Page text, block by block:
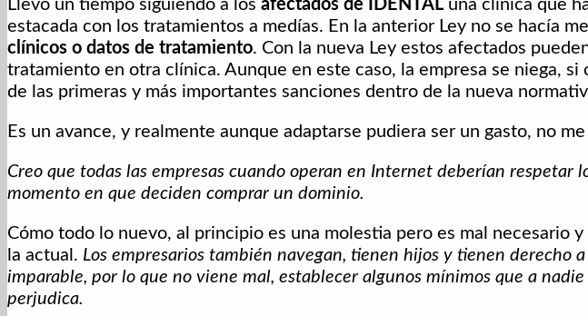
Llevo un tiempo siguiendo a los afectados de IDENTAL una clínica que
estacada con los tratamientos a medías. En la anterior Ley no se hacía
clínicos o datos de tratamiento. Con la nueva Ley estos afectados
tratamiento en otra clínica. Aunque en este caso, la empresa se niega,
de las primeras y más importantes sanciones dentro de la nueva
Es un avance, y realmente aunque adaptarse pudiera ser un gasto, no
Creo que todas las empresas cuando operan en Internet deberían respetar
momento en que deciden comprar un dominio.
Cómo todo lo nuevo, al principio es una molestia pero es mal necesario
la actual. Los empresarios también navegan, tienen hijos y tienen derecho
imparable, por lo que no viene mal, establecer algunos mínimos que a
perjudica.